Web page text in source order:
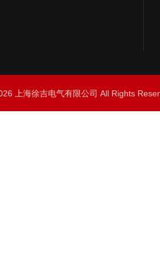
上海徐吉电气有限公司 All Rights